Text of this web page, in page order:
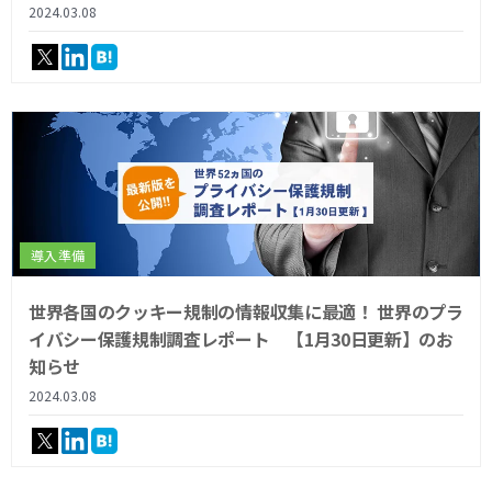
2024.03.08
導入準備
世界各国のクッキー規制の情報収集に最適！ 世界のプラ
イバシー保護規制調査レポート 【1月30日更新】のお
知らせ
2024.03.08